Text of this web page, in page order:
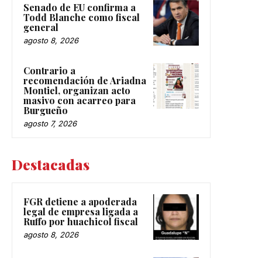
Senado de EU confirma a
Todd Blanche como fiscal
general
agosto 8, 2026
Contrario a
recomendación de Ariadna
Montiel, organizan acto
masivo con acarreo para
Burgueño
agosto 7, 2026
Destacadas
FGR detiene a apoderada
legal de empresa ligada a
Ruffo por huachicol fiscal
agosto 8, 2026